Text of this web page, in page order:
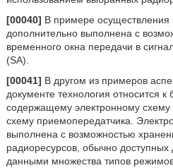
[00040] В примере
дополнительно выполнена с
временного окна передачи в
(SA).
[00041] В другом из примеров
документе технология относится
содержащему электронному
схему приемопередатчика.
выполнена с возможностью
радиоресурсов, обычно
данными множества типов